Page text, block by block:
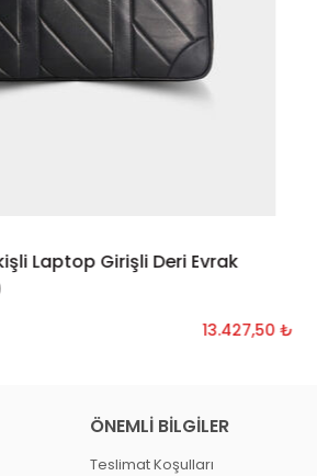
SEPETE EKLE
Laptop Girişli Deri Evrak
13.427,50 ₺
ÖNEMLI BILGILER
Teslimat Koşulları